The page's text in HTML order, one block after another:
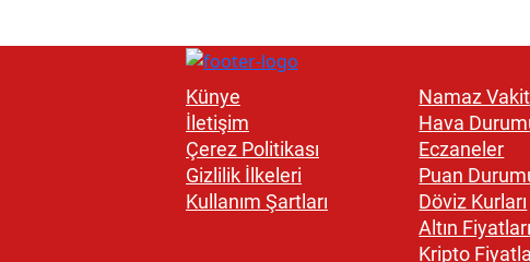
Künye
İletişim
Çerez Politikası
Gizlilik İlkeleri
Kullanım Şartları
Namaz
Hava
Eczaneler
Puan
Döviz Kurları
Altın Fiyatları
Kripto